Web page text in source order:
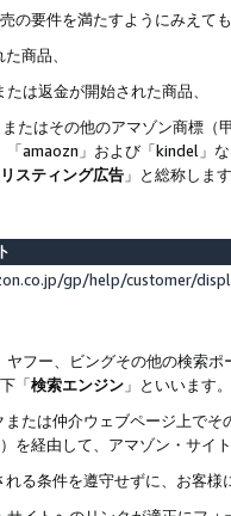
の要件を満たすようにみえて
商品、
は返金が開始された商品、
たはその他のアマゾン商標
amaozn」および「kindel」
スティング広告 」と総称しま
gp/help/customer/
フー、ビングその他の検索
「検索エンジン 」といいます
たは仲介ウェブページ上で
）を経由して、アマゾン・サイ
る条件を遵守せずに、お客様